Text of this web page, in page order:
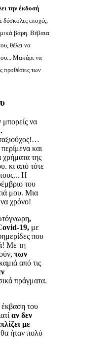
την έκδοσή
δύσκολες εποχές,
βάρη. Βέβαια
θέλει να
Μακάρι να
προθέσεις των
μπορείς να
και
της
κι από τότε
Η
του
μου. Μια
χρόνο!
,
19, με
που
Με τη
των
από τις
πράγματα.
έκβαση του
αν δεν
με
ήταν πολύ